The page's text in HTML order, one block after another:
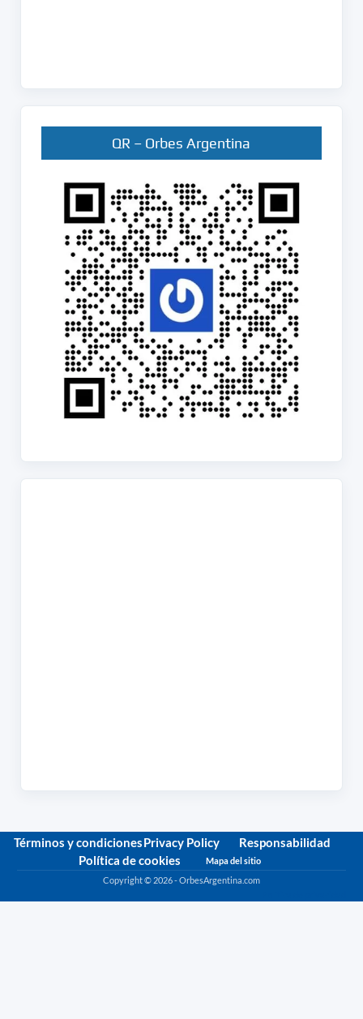
QR – Orbes Argentina
Términos y condicionesPrivacy Policy
Responsabilidad
Política de cookies
Mapa del sitio
Copyright © 2026 - OrbesArgentina.com